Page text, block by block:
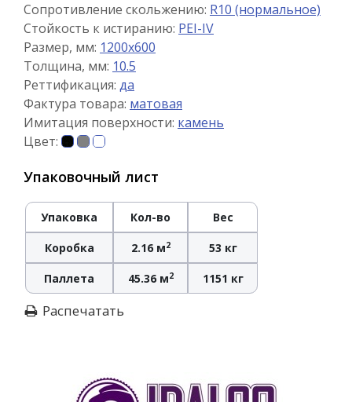
Сопротивление скольжению: R10 (нормальное)
Стойкость к истиранию: PEI-IV
Размер, мм: 1200x600
Толщина, мм: 10.5
Реттификация: да
Фактура товара: матовая
Имитация поверхности: камень
Цвет:
Упаковочный лист
Упаковка Кол-во Вес
Коробка 2.16 м2 53 кг
Паллета 45.36 м2 1151 кг
Распечатать